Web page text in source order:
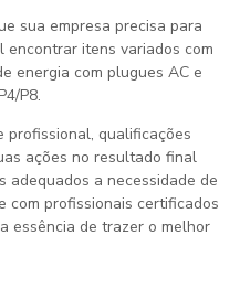
sua empresa precisa para
encontrar itens variados com
energia com plugues AC e
P8.
profissional, qualificações
ações no resultado final
adequados a necessidade de
com profissionais certificados
essência de trazer o melhor